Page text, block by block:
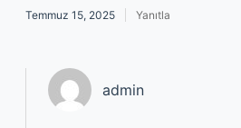
Temmuz 15, 2025 Yanıtla
admin